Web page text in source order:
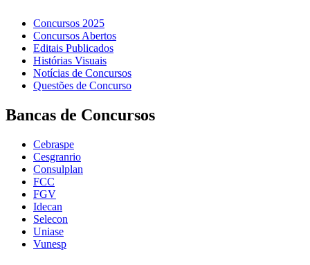
Concursos 2025
Concursos Abertos
Editais Publicados
Histórias Visuais
Notícias de Concursos
Questões de Concurso
Bancas de Concursos
Cebraspe
Cesgranrio
Consulplan
FCC
FGV
Idecan
Selecon
Uniase
Vunesp